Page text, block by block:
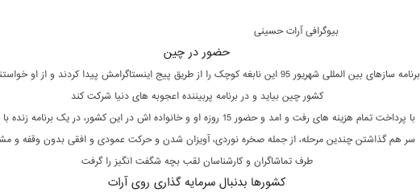
بیوگرافی آرات حسینی
حضور در چین
برنامه سازهای بین المللی شهریور 95 این نابغه کوچک را از طریق پیج اینستاگرامش پیدا کردند و از او
کشور چین بیاید و در برنامه پربیننده اعجوبه های دنیا شرکت کند
با پرداخت تمام هزینه های رفت و امد و حضور 15 روزه او و خانواده اش در این کشور، در یک برنامه
سر هم گذاشتن چندین مرحله، از جمله صخره نوردی، آویزان شدن و حرکت عمودی و افقی بدون وقفه و
طرف تماشاگران و کارشناسان لقب بچه شگفت انگیز را گرفت
کشورها بدنبال سرمایه گذاری روی آرات